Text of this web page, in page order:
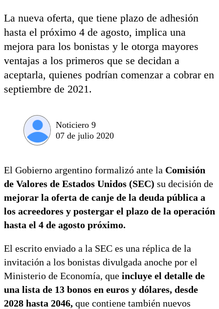
La nueva oferta, que tiene plazo de adhesión
hasta el próximo 4 de agosto, implica una
mejora para los bonistas y le otorga mayores
ventajas a los primeros que se decidan a
aceptarla, quienes podrían comenzar a cobrar en
septiembre de 2021.
Noticiero 9
07 de julio 2020
El Gobierno argentino formalizó ante la Comisión
de Valores de Estados Unidos (SEC) su decisión de
mejorar la oferta de canje de la deuda pública a
los acreedores y postergar el plazo de la operación
hasta el 4 de agosto próximo.
El escrito enviado a la SEC es una réplica de la
invitación a los bonistas divulgada anoche por el
Ministerio de Economía, que incluye el detalle de
una lista de 13 bonos en euros y dólares, desde
2028 hasta 2046, que contiene también nuevos